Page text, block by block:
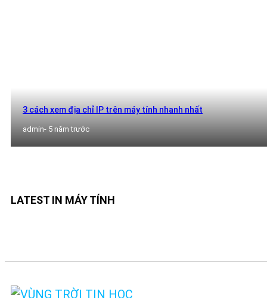
3 cách xem địa chỉ IP trên máy tính nhanh nhất
admin- 5 năm trước
LATEST IN MÁY TÍNH